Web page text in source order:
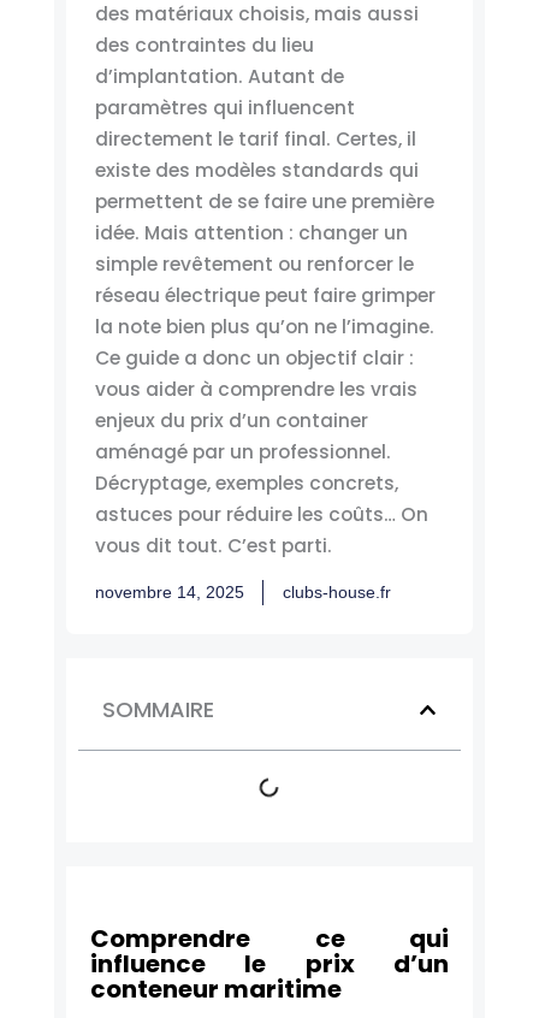
des matériaux choisis, mais aussi
des contraintes du lieu
d’implantation. Autant de
paramètres qui influencent
directement le tarif final. Certes, il
existe des modèles standards qui
permettent de se faire une première
idée. Mais attention : changer un
simple revêtement ou renforcer le
réseau électrique peut faire grimper
la note bien plus qu’on ne l’imagine.
Ce guide a donc un objectif clair :
vous aider à comprendre les vrais
enjeux du prix d’un container
aménagé par un professionnel.
Décryptage, exemples concrets,
astuces pour réduire les coûts… On
vous dit tout. C’est parti.
novembre 14, 2025 clubs-house.fr
SOMMAIRE
Comprendre ce qui
influence le prix d’un
conteneur maritime